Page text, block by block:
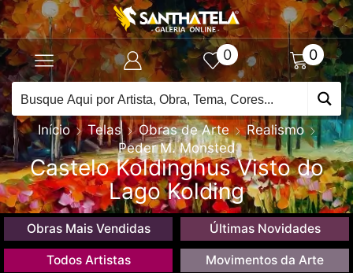
0 0
Início Telas Obras de Arte
Realismo
Peder M. Monsted
Castelo Koldinghus Visto do
Lago Kolding
Obras Mais Vendidas Últimas Novidades
Todos Artistas Movimentos da Arte